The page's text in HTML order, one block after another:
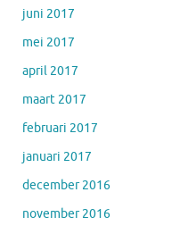
juni 2017
mei 2017
april 2017
maart 2017
februari 2017
januari 2017
december 2016
november 2016